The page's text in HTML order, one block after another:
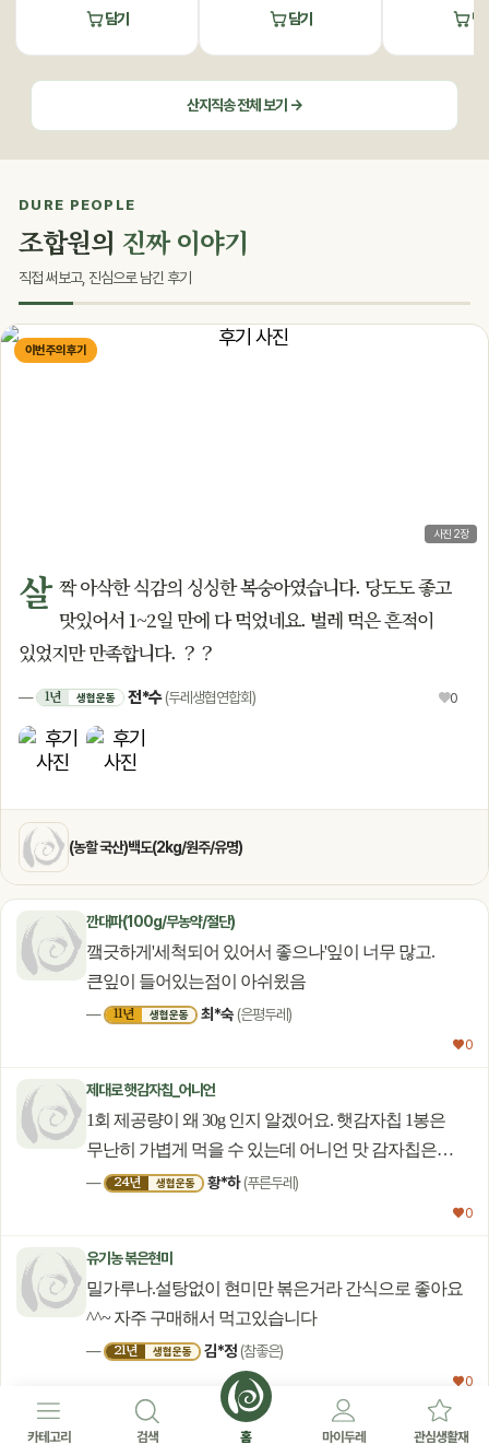
담기 담기 담
산지직송 전체 보기 →
DURE PEOPLE
조합원의 진짜 이야기
직접 써보고, 진심으로 남긴 후기
이번 주의 후기
사진 2장
살 짝 아삭한 식감의 싱싱한 복숭아였습니다. 당도도 좋고
맛있어서 1~2일 만에 다 먹었네요. 벌레 먹은 흔적이
있었지만 만족합니다. ？？
— 1년 생협운동 전*수(두레생협연합회) ♥0
(농할 국산)백도(2kg/원주/유명)
깐대파(100g/무농약/절단)
꺀긋하게'세척되어 있어서 좋으나'잎이 너무 많고.
큰잎이 들어있는점이 아쉬윘음
— 11년 생협운동 최*숙 (은평두레)
♥ 0
제대로 햇감자칩_어니언
1회 제공량이 왜 30g 인지 알겠어요. 햇감자칩 1봉은
무난히 가볍게 먹을 수 있는데 어니언 맛 감자칩은
첫맛은 와 ~ 인데,, 반을 먹으니 혀가 아리고 쓰라려요.
시큼시큼한 맛이 도드라지게 강해지면서 콕콕 쑤셔요.
— 24년 생협운동 황*하(푸른두레)
♥ 0
유기농 볶은현미
밀가루나.설탕없이 현미만 볶은거라 간식으로 좋아요
^^~ 자주 구매해서 먹고있습니다
— 21년 생협운동 김*정 (참좋은)
♥ 0
절반미용 사각휴지(6개)
카테고리 검색 홈 마이두레 관심생활재